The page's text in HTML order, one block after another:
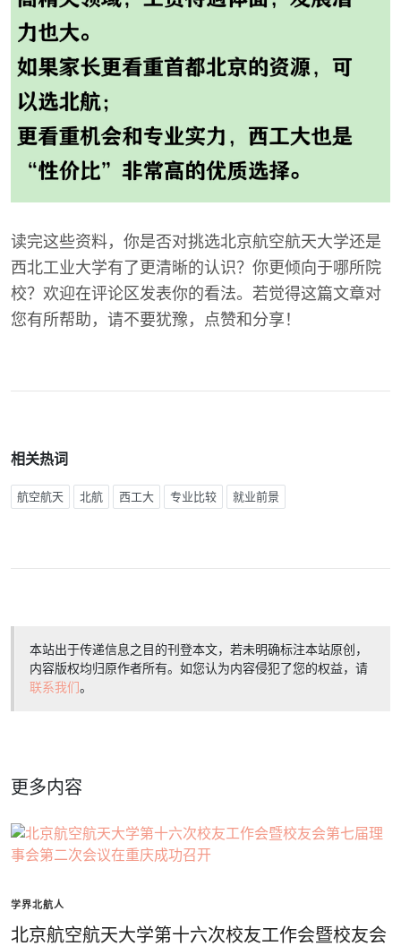
读完这些资料，你是否对挑选北京航空航天大学还是
西北工业大学有了更清晰的认识？你更倾向于哪所院
校？欢迎在评论区发表你的看法。若觉得这篇文章对
您有所帮助，请不要犹豫，点赞和分享！
相关热词
航空航天 北航 西工大 专业比较 就业前景
本站出于传递信息之目的刊登本文，若未明确标注本站原创，
内容版权均归原作者所有。如您认为内容侵犯了您的权益，请
联系我们。
更多内容
学界北航人
北京航空航天大学第十六次校友工作会暨校友会